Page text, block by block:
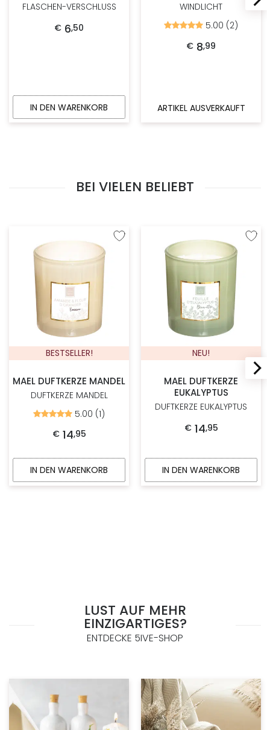
FLASCHEN-VERSCHLUSS
€ 6,50
IN DEN WARENKORB
WINDLICHT
Bewertet
5.00
von
5.00 (2)
€ 8,99
ARTIKEL AUSVERKAUFT
BEI VIELEN BELIEBT
Zur Wunschliste hinzufügen
BESTSELLER!
MAEL DUFTKERZE MANDEL
DUFTKERZE MANDEL
Bewertet
5.00
von
5.00 (1)
€ 14,95
IN DEN WARENKORB
Zur
NEU!
MAEL DUFTKERZE
EUKALYPTUS
DUFTKERZE EUKALYPTUS
€ 14,95
IN DEN WARENKORB
LUST AUF MEHR
EINZIGARTIGES?
ENTDECKE 5IVE-SHOP